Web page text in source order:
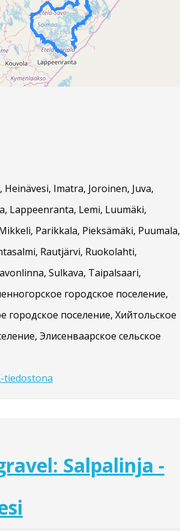
Heinävesi, Imatra, Joroinen, Juva,
Lappeenranta, Lemi, Luumäki,
Parikkala, Pieksämäki, Puumala,
Rautjärvi, Ruokolahti,
Sulkava, Taipalsaari,
городское поселение,
городское поселение, Хийтольское
Элисенваарское сельское
tiedostona
Salpalinja -